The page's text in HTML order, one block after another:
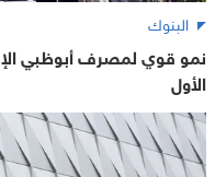
البنوك
الأول